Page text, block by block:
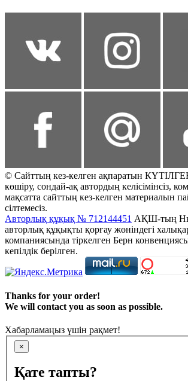
© Сайттың кез-келген ақпаратын
көшіру, сондай-ақ автордың келісімінсіз,
мақсатта сайттың кез-келген материалын
сілтемесіз.
Авторлық құқық № 712144451 АҚШ-тың
авторлық құқықты қорғау жөніндегі
компаниясында тіркелген Берн
кепілдік берілген.
Thanks for your order!
We will contact you as soon as possible.
Хабарламаңыз үшін рақмет!
×
Қате тапты?